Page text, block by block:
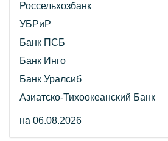
Россельхозбанк
УБРиР
Банк ПСБ
Банк Инго
Банк Уралсиб
Азиатско-Тихоокеанский Банк
на 06.08.2026